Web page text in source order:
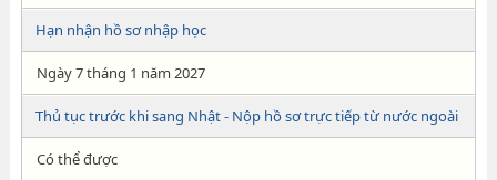
Hạn nhận hồ sơ nhập học
Ngày 7 tháng 1 năm 2027
Thủ tục trước khi sang Nhật - Nộp hồ sơ trực tiếp từ nước ngoài
Có thể được